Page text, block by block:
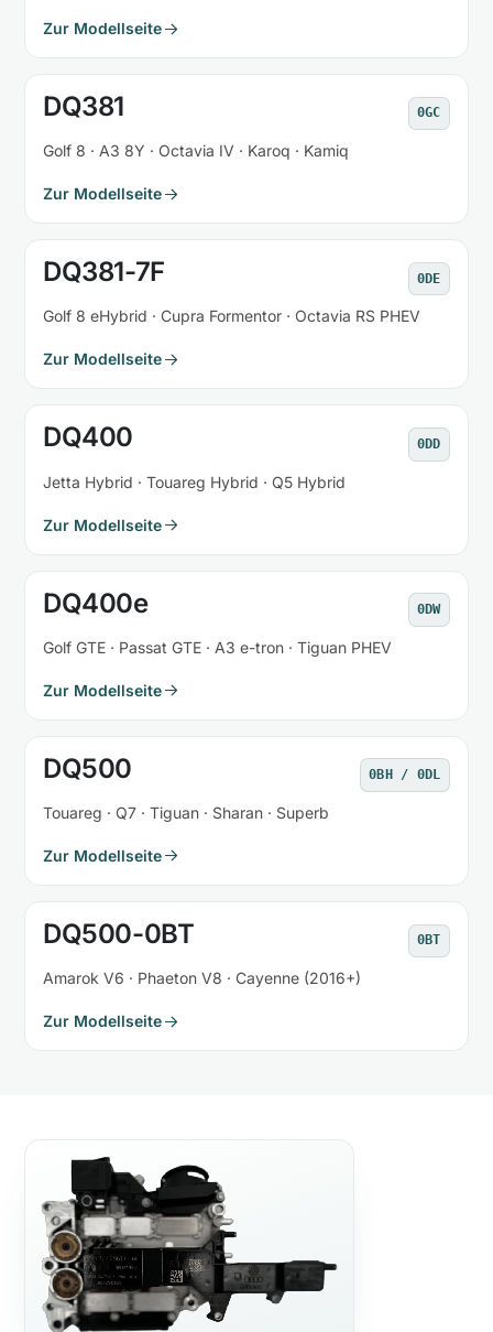
Zur Modellseite
DQ381 0GC
Golf 8 · A3 8Y · Octavia IV · Karoq · Kamiq
Zur Modellseite
DQ381-7F 0DE
Golf 8 eHybrid · Cupra Formentor · Octavia RS PHEV
Zur Modellseite
DQ400 0DD
Jetta Hybrid · Touareg Hybrid · Q5 Hybrid
Zur Modellseite
DQ400e 0DW
Golf GTE · Passat GTE · A3 e-tron · Tiguan PHEV
Zur Modellseite
DQ500 0BH / 0DL
Touareg · Q7 · Tiguan · Sharan · Superb
Zur Modellseite
DQ500-0BT 0BT
Amarok V6 · Phaeton V8 · Cayenne (2016+)
Zur Modellseite